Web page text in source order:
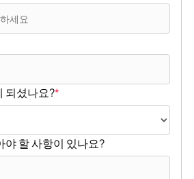
되셨나요?*
야 할 사항이 있나요?